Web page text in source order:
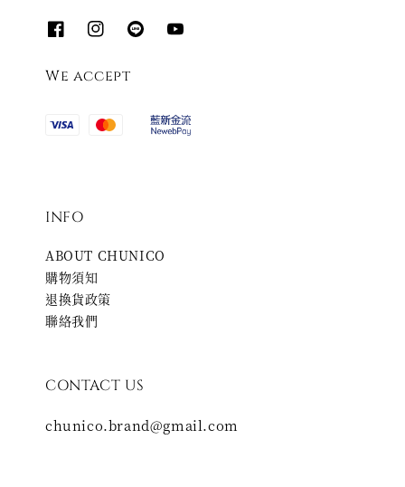
We accept
INFO
ABOUT CHUNICO
購物須知
退換貨政策
聯絡我們
CONTACT US
chunico.brand@gmail.com